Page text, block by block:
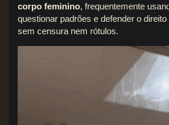
corpo feminino, frequentemente
questionar padrões e defender o
sem censura nem rótulos.